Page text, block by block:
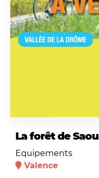
La forêt de Saou
Equipements
Valence